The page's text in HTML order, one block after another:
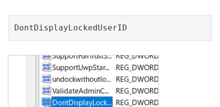
DontDisplayLockedUserID